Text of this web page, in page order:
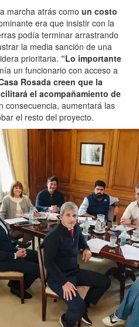
marcha atrás como un costo
era que insistir con la
podía terminar arrastrando
la media sanción de una
prioritaria. “Lo importante
un funcionario con acceso a
Rosada creen que la
el acompañamiento de
consecuencia, aumentará las
el resto del proyecto.